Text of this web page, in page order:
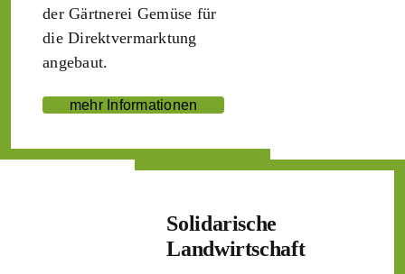
der Gärtnerei Gemüse für
die Direktvermarktung
angebaut.
mehr Informationen
Solidarische
Landwirtschaft